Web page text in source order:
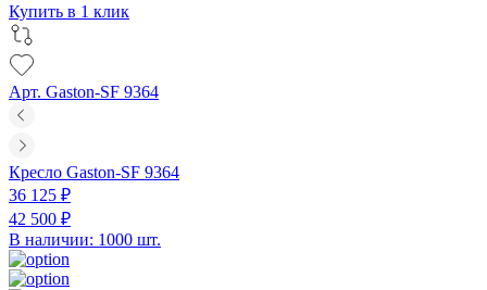
Купить в 1 клик
Арт. Gaston-SF 9364
Кресло Gaston-SF 9364
36 125 ₽
42 500 ₽
В наличии: 1000 шт.